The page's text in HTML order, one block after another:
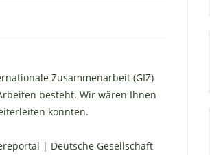
Zusammenarbeit (GIZ)
besteht. Wir wären Ihnen
könnten.
| Deutsche Gesellschaft